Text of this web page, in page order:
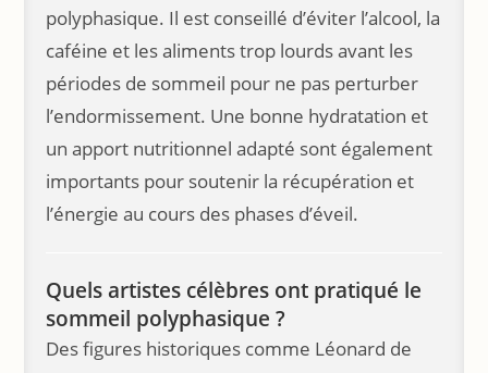
polyphasique. Il est conseillé d’éviter l’alcool, la
caféine et les aliments trop lourds avant les
périodes de sommeil pour ne pas perturber
l’endormissement. Une bonne hydratation et
un apport nutritionnel adapté sont également
importants pour soutenir la récupération et
l’énergie au cours des phases d’éveil.
Quels artistes célèbres ont pratiqué le
sommeil polyphasique ?
Des figures historiques comme Léonard de